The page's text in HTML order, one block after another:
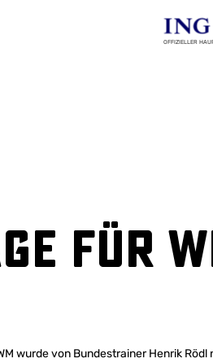
OFFIZIELLER
für
wurde von Bundestrainer Henrik